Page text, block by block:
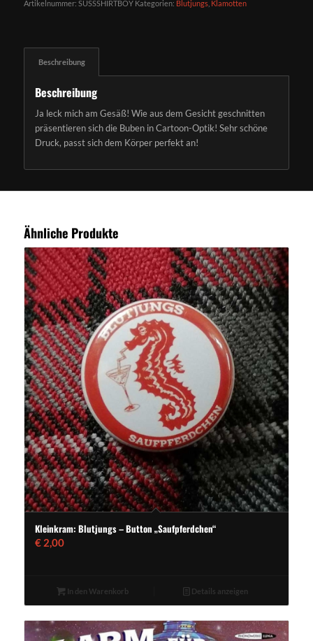
Artikelnummer: SÜSSSHIRTBOY Kategorien: Blutjungs, Klamotten
Beschreibung
Beschreibung
Ja leck mich am Gesäß! Wie aus dem Gesicht geschnitten
präsentieren sich die Buben in Cartoon-Optik! Sehr schöne
Druck, passt sich dem Körper perfekt an!
Ähnliche Produkte
Kleinkram: Blutjungs – Button „Saufpferdchen“
€2,00
In den Warenkorb Details anzeigen